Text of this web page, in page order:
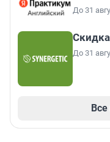
До 31
До 31